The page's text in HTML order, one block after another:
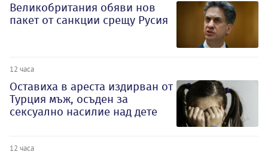
Великобритания обяви нов
пакет от санкции срещу Русия
12 часа
Оставиха в ареста издирван от
Турция мъж, осъден за
сексуално насилие над дете
12 часа